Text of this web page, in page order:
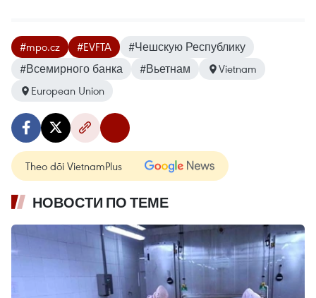
#mpo.cz #EVFTA
#Чешскую Республику
#Всемирного банка
#Вьетнам
Vietnam
European Union
Theo dõi VietnamPlus
НОВОСТИ ПО ТЕМЕ